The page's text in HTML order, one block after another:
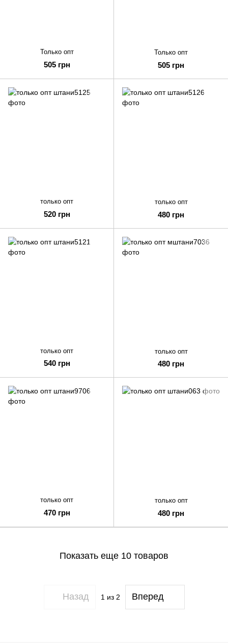
Только опт
505 грн
Только опт
505 грн
только опт
520 грн
только опт
480 грн
только опт
540 грн
только опт
480 грн
только опт
470 грн
только опт
480 грн
Показать еще 10 товаров
Назад 1 из 2 Вперед